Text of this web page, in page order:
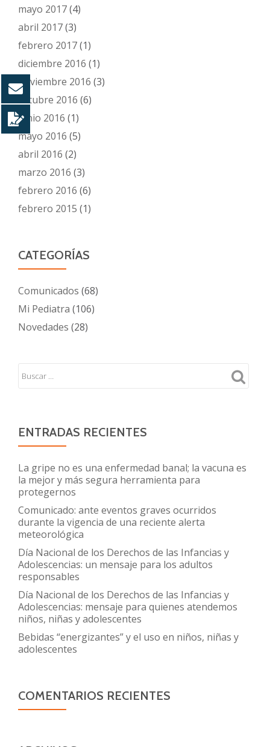
mayo 2017(4)
abril 2017(3)
febrero 2017(1)
diciembre 2016 (1)
noviembre 2016 (3)
octubre 2016 (6)
junio 2016 (1)
mayo 2016 (5)
abril 2016 (2)
marzo 2016 (3)
febrero 2016 (6)
febrero 2015 (1)
CATEGORÍAS
Comunicados (68)
Mi Pediatra (106)
Novedades (28)
ENTRADAS RECIENTES
La gripe no es una enfermedad banal; la vacuna es
la mejor y más segura herramienta para
protegernos
Comunicado: ante eventos graves ocurridos
durante la vigencia de una reciente alerta
meteorológica
Día Nacional de los Derechos de las Infancias y
Adolescencias: un mensaje para los adultos
responsables
Día Nacional de los Derechos de las Infancias y
Adolescencias: mensaje para quienes atendemos
niños, niñas y adolescentes
Bebidas “energizantes” y el uso en niños, niñas y
adolescentes
COMENTARIOS RECIENTES